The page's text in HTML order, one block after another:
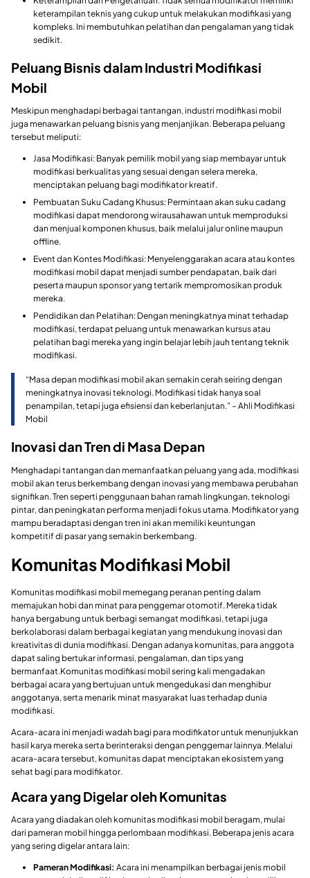
keterampilan teknis yang cukup untuk melakukan modifikasi yang
kompleks. Ini membutuhkan pelatihan dan pengalaman yang tidak
sedikit.
Peluang Bisnis dalam Industri Modifikasi
Mobil
Meskipun menghadapi berbagai tantangan, industri modifikasi mobil
juga menawarkan peluang bisnis yang menjanjikan. Beberapa peluang
tersebut meliputi:
Jasa Modifikasi: Banyak pemilik mobil yang siap membayar untuk
modifikasi berkualitas yang sesuai dengan selera mereka,
menciptakan peluang bagi modifikator kreatif.
Pembuatan Suku Cadang Khusus: Permintaan akan suku cadang
modifikasi dapat mendorong wirausahawan untuk memproduksi
dan menjual komponen khusus, baik melalui jalur online maupun
offline.
Event dan Kontes Modifikasi: Menyelenggarakan acara atau kontes
modifikasi mobil dapat menjadi sumber pendapatan, baik dari
peserta maupun sponsor yang tertarik mempromosikan produk
mereka.
Pendidikan dan Pelatihan: Dengan meningkatnya minat terhadap
modifikasi, terdapat peluang untuk menawarkan kursus atau
pelatihan bagi mereka yang ingin belajar lebih jauh tentang teknik
modifikasi.
“Masa depan modifikasi mobil akan semakin cerah seiring dengan
meningkatnya inovasi teknologi. Modifikasi tidak hanya soal
penampilan, tetapi juga efisiensi dan keberlanjutan.” – Ahli Modifikasi
Mobil
Inovasi dan Tren di Masa Depan
Menghadapi tantangan dan memanfaatkan peluang yang ada, modifikasi
mobil akan terus berkembang dengan inovasi yang membawa perubahan
signifikan. Tren seperti penggunaan bahan ramah lingkungan, teknologi
pintar, dan peningkatan performa menjadi fokus utama. Modifikator yang
mampu beradaptasi dengan tren ini akan memiliki keuntungan
kompetitif di pasar yang semakin berkembang.
Komunitas Modifikasi Mobil
Komunitas modifikasi mobil memegang peranan penting dalam
memajukan hobi dan minat para penggemar otomotif. Mereka tidak
hanya bergabung untuk berbagi semangat modifikasi, tetapi juga
berkolaborasi dalam berbagai kegiatan yang mendukung inovasi dan
kreativitas di dunia modifikasi. Dengan adanya komunitas, para anggota
dapat saling bertukar informasi, pengalaman, dan tips yang
bermanfaat.Komunitas modifikasi mobil sering kali mengadakan
berbagai acara yang bertujuan untuk mengedukasi dan menghibur
anggotanya, serta menarik minat masyarakat luas terhadap dunia
modifikasi.
Acara-acara ini menjadi wadah bagi para modifikator untuk menunjukkan
hasil karya mereka serta berinteraksi dengan penggemar lainnya. Melalui
acara-acara tersebut, komunitas dapat menciptakan ekosistem yang
sehat bagi para modifikator.
Acara yang Digelar oleh Komunitas
Acara yang diadakan oleh komunitas modifikasi mobil beragam, mulai
dari pameran mobil hingga perlombaan modifikasi. Beberapa jenis acara
yang sering digelar antara lain:
Pameran Modifikasi: Acara ini menampilkan berbagai jenis mobil